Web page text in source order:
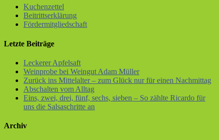
Kuchenzettel
Beitrittserklärung
Fördermitgliedschaft
Letzte Beiträge
Leckerer Apfelsaft
Weinprobe bei Weingut Adam Müller
Zurück ins Mittelalter – zum Glück nur für einen Nachmittag
Abschalten vom Alltag
Eins, zwei, drei, fünf, sechs, sieben – So zählte Ricardo für
uns die Salsaschritte an
Archiv